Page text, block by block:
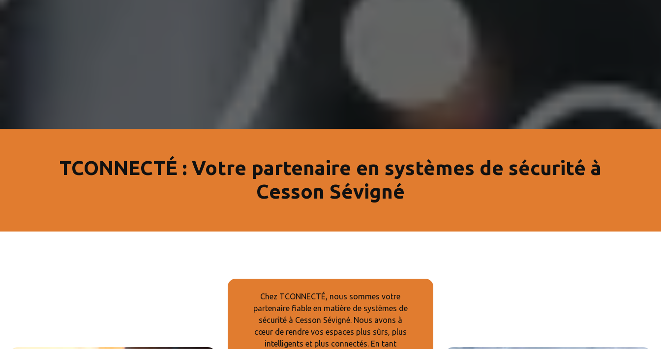
TCONNECTÉ : Votre partenaire en systèmes de sécurité à
Cesson Sévigné
Chez TCONNECTÉ, nous sommes votre
partenaire fiable en matière de systèmes de
sécurité à Cesson Sévigné. Nous avons à
cœur de rendre vos espaces plus sûrs, plus
intelligents et plus connectés. En tant